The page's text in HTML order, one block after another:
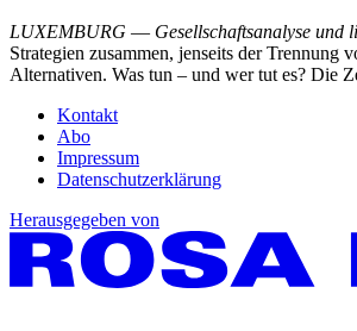
LUXEMBURG — Gesellschaftsanalyse und
Strategien zusammen, jenseits der
Alternativen. Was tun – und wer tut es? Die
Kontakt
Abo
Impressum
Datenschutzerklärung
Herausgegeben von